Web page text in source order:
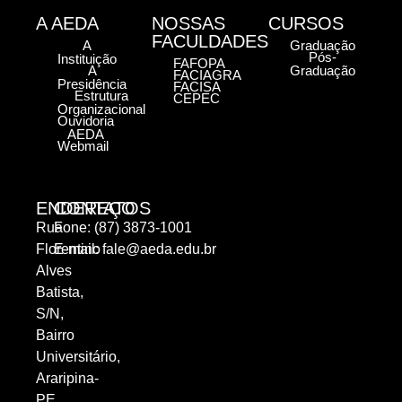
ENDEREÇO
Rua
Florentino
Alves
Batista,
S/N,
Bairro
Universitário,
Araripina-
CONTATOS
Fone: (87) 3873-1001
E-mail:fale@aeda.edu.br
A AEDA
A
Instituição
A
Presidência
Estrutura
Organizacional
Ouvidoria
AEDA
Webmail
NOSSAS
FACULDADES
FAFOPA
FACIAGRA
FACISA
CEPEC
CURSOS
Graduação
Pós-
Graduação